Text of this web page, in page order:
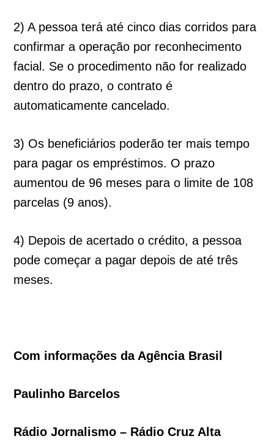
2) A pessoa terá até cinco dias corridos para
confirmar a operação por reconhecimento
facial. Se o procedimento não for realizado
dentro do prazo, o contrato é
automaticamente cancelado.
3) Os beneficiários poderão ter mais tempo
para pagar os empréstimos. O prazo
aumentou de 96 meses para o limite de 108
parcelas (9 anos).
4) Depois de acertado o crédito, a pessoa
pode começar a pagar depois de até três
meses.
Com informações da Agência Brasil
Paulinho Barcelos
Rádio Jornalismo – Rádio Cruz Alta